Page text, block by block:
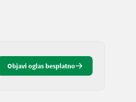
Objavi oglas besplatno